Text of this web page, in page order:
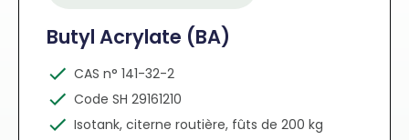
Butyl Acrylate (BA)
CAS n° 141-32-2
Code SH 29161210
Isotank, citerne routière, fûts de 200 kg